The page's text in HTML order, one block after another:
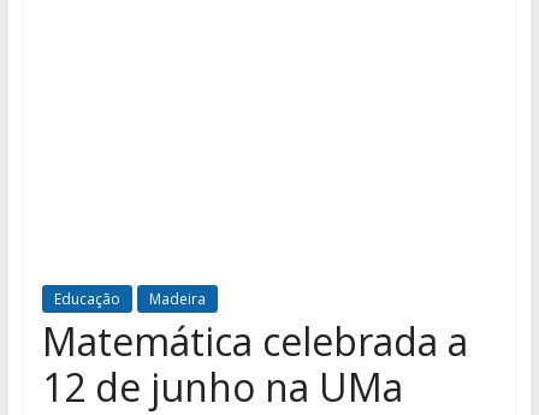
Educação Madeira
Matemática celebrada a
12 de junho na UMa